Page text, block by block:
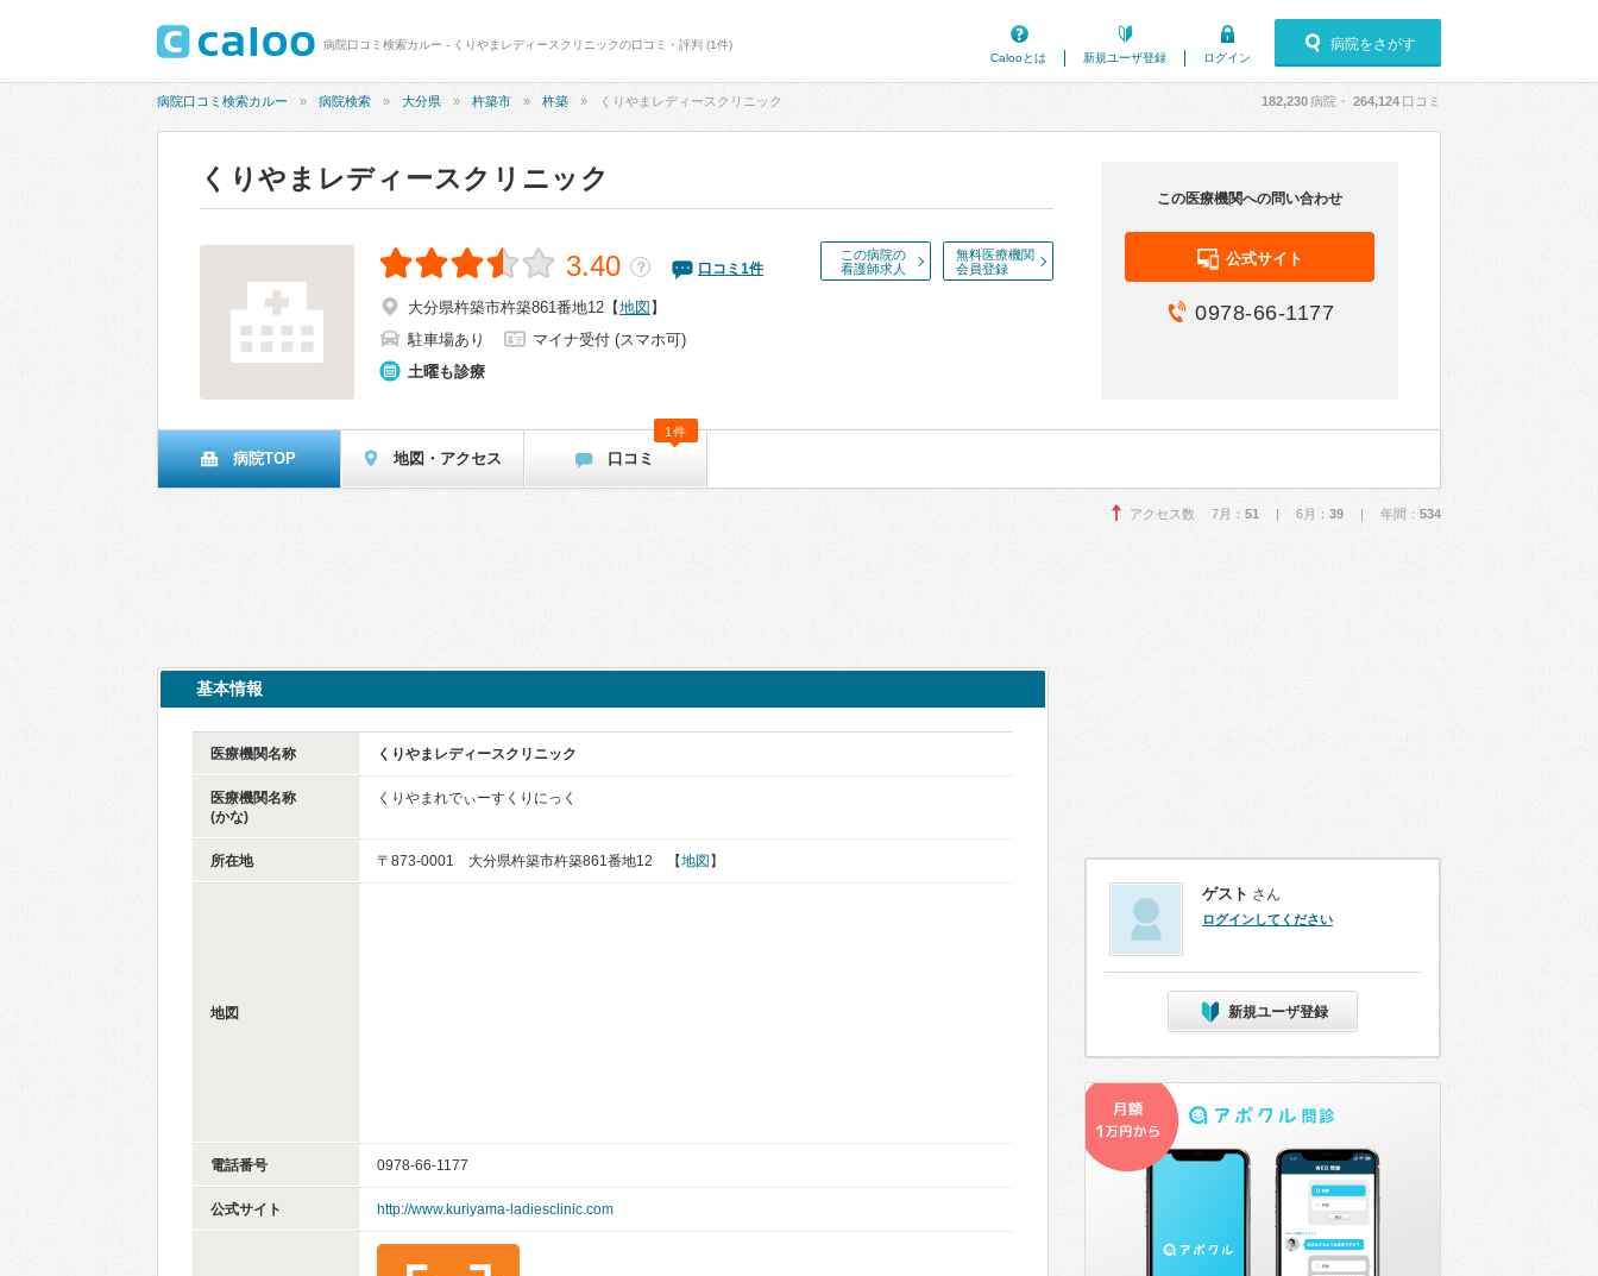
病院口コミ検索カルー - くりやまレディースクリニックの口コミ・評判 (1件)
Calooとは
新規ユーザ登録 ログイン
病院をさがす
病院口コミ検索カルー 病院検索 大分県 杵築市 杵築 くりやまレディースクリニック 182,230病院・ 264,124 口コミ
くりやまレディースクリニック
この病院の
看護師求人
無料医療機関
会員登録
3.40 ？ 口コミ 1件
大分県杵築市杵築861番地12 【地図 】
駐車場あり
マイナ受付 (スマホ可)
土曜も診療
この医療機関への問い合わせ
公式サイト
0978-66-1177
病院TOP 地図・アクセス 口コミ
1件
アクセス数 7月： 51 | 6月： 39 | 年間： 534
基本情報
医療機関名称 くりやまレディースクリニック
医療機関名称
(かな)
くりやまれでぃーすくりにっく
所在地 〒873-0001 大分県杵築市杵築861番地12 【地図 】
地図
電話番号 0978-66-1177
公式サイト http://www.kuriyama-ladiesclinic.com
ゲスト さん
ログインしてください
新規ユーザ登録